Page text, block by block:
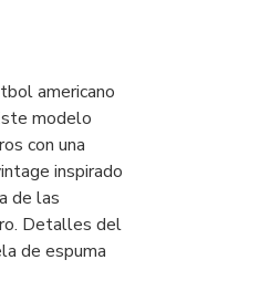
americano
modelo
con una
inspirado
de las
Detalles del
de espuma